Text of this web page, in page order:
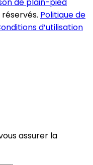
de plain-pied
Politique de
d’utilisation
assurer la